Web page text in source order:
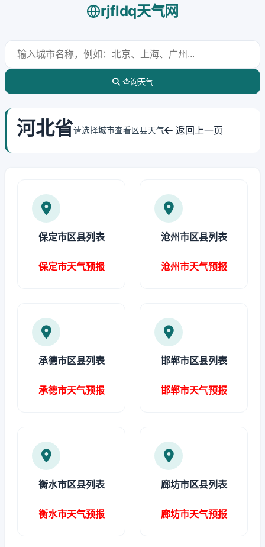
rjfldq天气网
查询天气
河北省请选择城市查看区县天气 返回上一页
保定市区县列表
保定市天气预报
沧州市区县列表
沧州市天气预报
承德市区县列表
承德市天气预报
邯郸市区县列表
邯郸市天气预报
衡水市区县列表
衡水市天气预报
廊坊市区县列表
廊坊市天气预报